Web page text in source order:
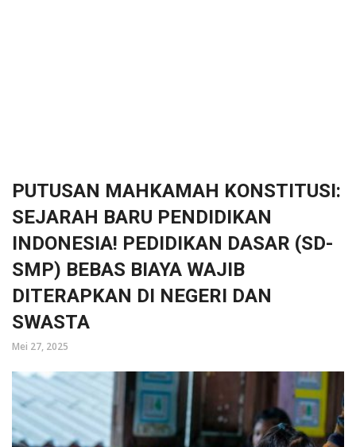
PUTUSAN MAHKAMAH KONSTITUSI:
SEJARAH BARU PENDIDIKAN
INDONESIA! PEDIDIKAN DASAR (SD-
SMP) BEBAS BIAYA WAJIB
DITERAPKAN DI NEGERI DAN
SWASTA
Mei 27, 2025